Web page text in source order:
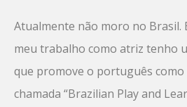
Atualmente não moro no Brasil.
meu trabalho como atriz tenho
que promove o português como
chamada “Brazilian Play and